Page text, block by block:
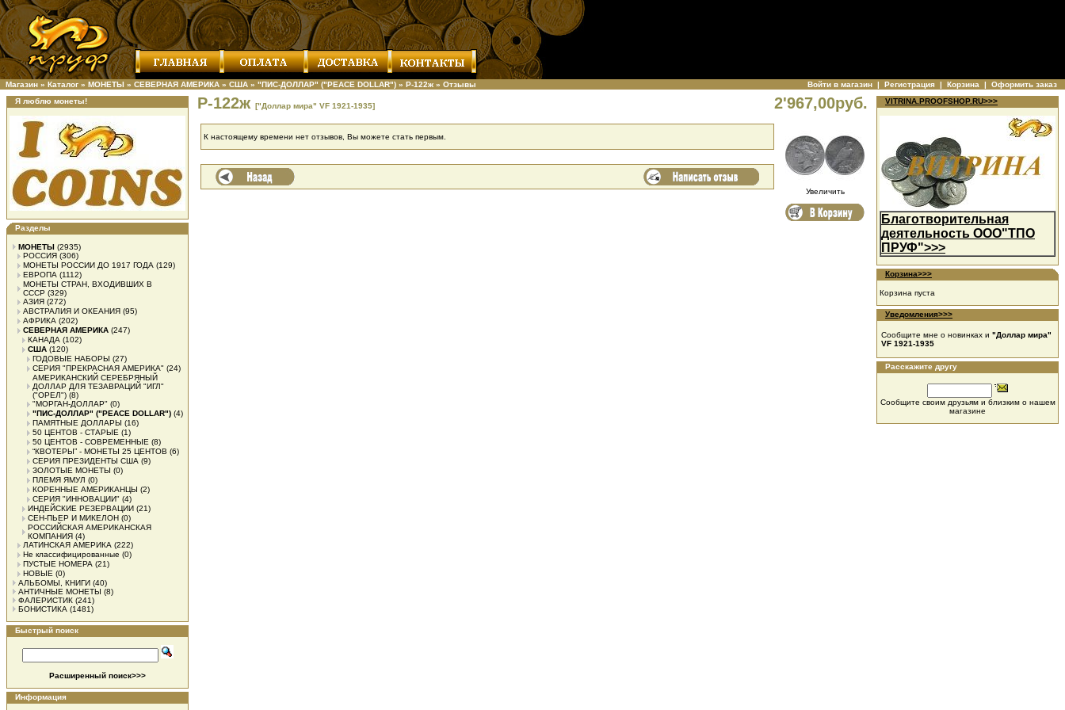
Магазин » Каталог » МОНЕТЫ » СЕВЕРНАЯ АМЕРИКА » США » "ПИС-ДОЛЛАР" ("PEACE DOLLAR") » Р-122ж » Отзывы Войти в магазин | Регистрация | Корзина | Оформить заказ
Я люблю монеты!
Разделы
МОНЕТЫ (2935)
РОССИЯ (306)
МОНЕТЫ РОССИИ ДО 1917 ГОДА (129)
ЕВРОПА (1112)
МОНЕТЫ СТРАН, ВХОДИВШИХ В
СССР (329)
АЗИЯ (272)
АВСТРАЛИЯ И ОКЕАНИЯ (95)
АФРИКА (202)
СЕВЕРНАЯ АМЕРИКА (247)
КАНАДА (102)
США (120)
ГОДОВЫЕ НАБОРЫ (27)
СЕРИЯ "ПРЕКРАСНАЯ АМЕРИКА" (24)
АМЕРИКАНСКИЙ СЕРЕБРЯНЫЙ
ДОЛЛАР ДЛЯ ТЕЗАВРАЦИЙ "ИГЛ"
("ОРЕЛ") (8)
"МОРГАН-ДОЛЛАР" (0)
"ПИС-ДОЛЛАР" ("PEACE DOLLAR") (4)
ПАМЯТНЫЕ ДОЛЛАРЫ (16)
50 ЦЕНТОВ - СТАРЫЕ (1)
50 ЦЕНТОВ - СОВРЕМЕННЫЕ (8)
“КВОТЕРЫ” - МОНЕТЫ 25 ЦЕНТОВ (6)
СЕРИЯ ПРЕЗИДЕНТЫ США (9)
ЗОЛОТЫЕ МОНЕТЫ (0)
ПЛЕМЯ ЯМУЛ (0)
КОРЕННЫЕ АМЕРИКАНЦЫ (2)
СЕРИЯ "ИННОВАЦИИ" (4)
ИНДЕЙСКИЕ РЕЗЕРВАЦИИ (21)
СЕН-ПЬЕР И МИКЕЛОН (0)
РОССИЙСКАЯ АМЕРИКАНСКАЯ
КОМПАНИЯ (4)
ЛАТИНСКАЯ АМЕРИКА (222)
Не классифицированные (0)
ПУСТЫЕ НОМЕРА (21)
НОВЫЕ (0)
АЛЬБОМЫ, КНИГИ (40)
АНТИЧНЫЕ МОНЕТЫ (8)
ФАЛЕРИСТИК (241)
БОНИСТИКА (1481)
Быстрый поиск
Расширенный поиск>>>
Информация
Р-122ж ["Доллар мира" VF 1921-1935] 2'967,00руб.
К настоящему времени нет отзывов, Вы можете стать первым.
Увеличить
VITRINA.PROOFSHOP.RU>>>
Благотворительная
деятельность ООО"ТПО
ПРУФ">>>
Корзина>>>
Корзина пуста
Уведомления>>>
Сообщите мне о новинках и "Доллар мира"
VF 1921-1935
Расскажите другу
Сообщите своим друзьям и близким о нашем
магазине